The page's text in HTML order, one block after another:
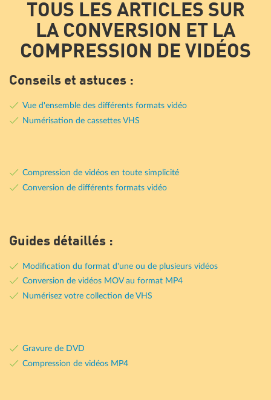
TOUS LES ARTICLES SUR
LA CONVERSION ET LA
COMPRESSION DE VIDÉOS
Conseils et astuces :
Vue d'ensemble des différents formats vidéo
Numérisation de cassettes VHS
Compression de vidéos en toute simplicité
Conversion de différents formats vidéo
Guides détaillés :
Modification du format d'une ou de plusieurs vidéos
Conversion de vidéos MOV au format MP4
Numérisez votre collection de VHS
Gravure de DVD
Compression de vidéos MP4